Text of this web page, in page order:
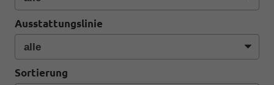
Ausstattungslinie
Sortierung